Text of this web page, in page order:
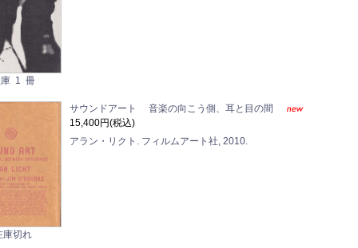
1 冊
庫切れ
サウンドアート 音楽の向こう側、耳と目の間
15,400円(税込)
アラン・リクト. フィルムアート社, 2010.